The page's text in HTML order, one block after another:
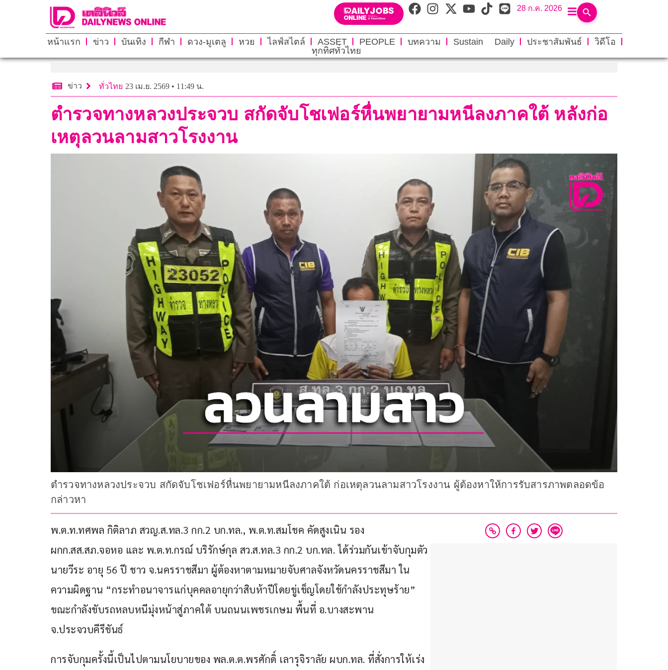
28 ก.ค. 2026
หน้าแรก ข่าว บันเทิง กีฬา ดวง-มูเตลู หวย ไลฟ์สไตล์ ASSET PEOPLE บทความ Sustain Daily ประชาสัมพันธ์
วิดีโอ
ทุกทิศทั่วไทย
ข่าว ทั่วไทย 23 เม.ย. 2569 • 11:49 น.
ตำรวจทางหลวงประจวบ สกัดจับโชเฟอร์หื่นพยายามหนีลงภาคใต้ หลังก่อ
เหตุลวนลามสาวโรงงาน
ตำรวจทางหลวงประจวบ สกัดจับโชเฟอร์หื่นพยายามหนีลงภาคใต้ ก่อเหตุลวนลามสาวโรงงาน ผู้ต้องหาให้การรับสารภาพตลอดข้อ
กล่าวหา
พ.ต.ท.ทศพล กิติลาภ สวญ.ส.ทล.3 กก.2 บก.ทล., พ.ต.ท.สมโชค คัดสูงเนิน รอง
ผกก.สส.สภ.จอหอ และ พ.ต.ท.กรณ์ บริรักษ์กุล สว.ส.ทล.3 กก.2 บก.ทล. ได้ร่วมกันเข้าจับกุมตัว
นายวีระ อายุ 56 ปี ชาว จ.นครราชสีมา ผู้ต้องหาตามหมายจับศาลจังหวัดนครราชสีมา ใน
ความผิดฐาน “กระทำอนาจารแก่บุคคลอายุกว่าสิบห้าปีโดยขู่เข็ญโดยใช้กำลังประทุษร้าย”
ขณะกำลังขับรถหลบหนีมุ่งหน้าสู่ภาคใต้ บนถนนเพชรเกษม พื้นที่ อ.บางสะพาน
จ.ประจวบคีรีขันธ์
การจับกุมครั้งนี้เป็นไปตามนโยบายของ พล.ต.ต.พรศักดิ์ เลารุจิราลัย ผบก.ทล. ที่สั่งการให้เร่ง